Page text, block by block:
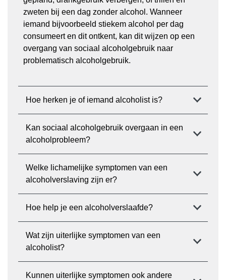
zweten bij een dag zonder alcohol. Wanneer
iemand bijvoorbeeld stiekem alcohol per dag
consumeert en dit ontkent, kan dit wijzen op een
overgang van sociaal alcoholgebruik naar
problematisch alcoholgebruik.
Hoe herken je of iemand alcoholist is?
Kan sociaal alcoholgebruik overgaan in een
alcoholprobleem?
Welke lichamelijke symptomen van een
alcoholverslaving zijn er?
Hoe help je een alcoholverslaafde?
Wat zijn uiterlijke symptomen van een
alcoholist?
Kunnen uiterlijke symptomen ook andere